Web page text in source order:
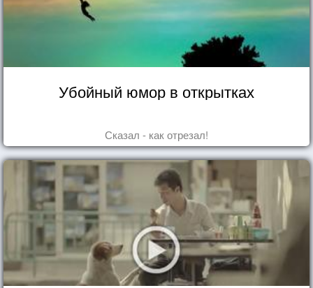
Убойный юмор в открытках
Сказал - как отрезал!